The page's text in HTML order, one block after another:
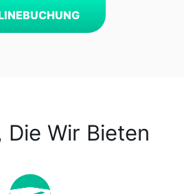
Die Wir Bieten